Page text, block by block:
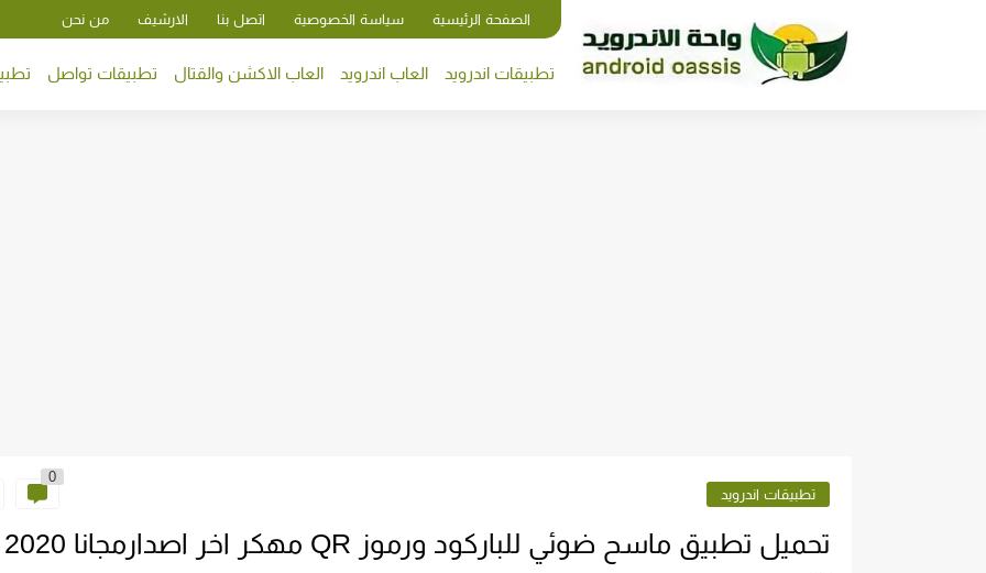
الصفحة الرئيسية سياسة الخصوصية اتصل بنا الارشيف من نحن
تطبيقات اندرويد العاب اندرويد العاب الاكشن والقتال تطبيقات تواصل
تطبيقات اندرويد
0
تحميل تطبيق ماسح ضوئي للباركود ورموز QR مهكر اخر اصدارمجانا 2020